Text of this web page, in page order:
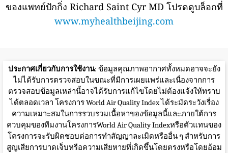
ของแพทย์ปักกิ่ง Richard Saint Cyr MD โปรดดูบล็อกที่
www.myhealthbeijing.com
ประกาศเกี่ยวกับการใช้งาน: ข้อมูลคุณภาพอากาศทั้งหมดอาจจะยัง
ไม่ได้รับการตรวจสอบในขณะที่มีการเผยแพร่และเนื่องจากการ
ตรวจสอบข้อมูลเหล่านี้อาจได้รับการแก้ไขโดยไม่ต้องแจ้งให้ทราบ
ได้ตลอดเวลา โครงการ World Air Quality Index ได้ระมัดระวังเรื่อง
ความเหมาะสมในการรวบรวมเนื้อหาของข้อมูลนี้และภายใต้การ
ควบคุมของทีมงานโครงการWorld Air Quality Indexหรือตัวแทนของ
โครงการจะรับผิดชอบต่อการทำสัญญาละเมิดหรืออื่น ๆ สำหรับการ
สูญเสียการบาดเจ็บหรือความเสียหายที่เกิดขึ้นโดยตรงหรือโดยอ้อม